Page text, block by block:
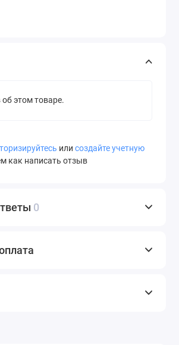
этом товаре.
или создайте учетную
как написать отзыв
0